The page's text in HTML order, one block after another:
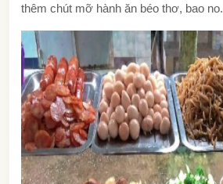
thêm chút mỡ hành ăn béo thơ, bao no.